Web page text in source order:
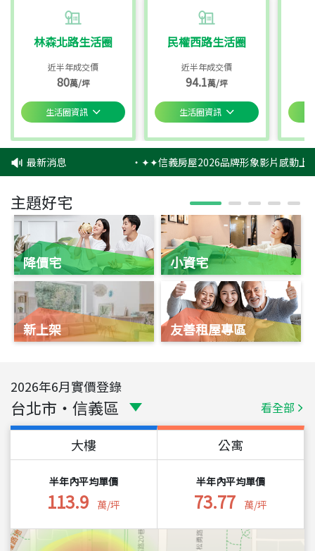
林森北路生活圈
近半年成交價
80萬/坪
生活圈資訊
民權西路生活圈
近半年成交價
94.1萬/坪
生活圈資訊
最新消息 ‧✦✦信義房屋2026品牌形象影片感動上
主題好宅
降價宅
新上架
小資宅
友善租屋專區
2026年6月實價登錄
台北市 ・ 信義區 看全部
大樓
半年內平均單價
113.9 萬/坪
公寓
半年內平均單價
73.77 萬/坪